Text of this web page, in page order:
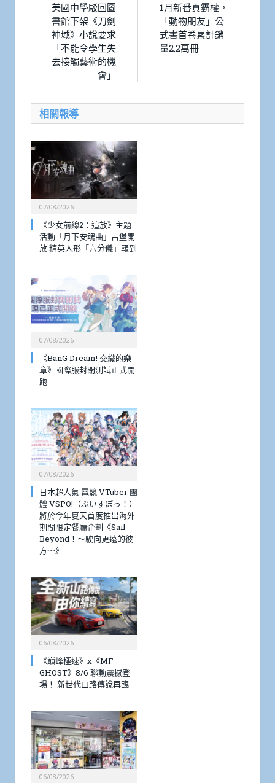
美國中學駁回圖
書館下架《刀劍
神域》小說要求
「不能令學生失
去接觸藝術的機
會」
1月新番真霸權，
「動物朋友」公
式書首卷累計銷
量2.2萬冊
相關報導
07/08/2026
《少女前線2：追放》主題
活動「月下安魂曲」古堡開
放 精英人形「六分儀」報到
07/08/2026
《BanG Dream! 交織的樂
章》國際服封閉測試正式開
跑
07/08/2026
日本超人氣 電競 VTuber 團
體 VSPO!（ぶいすぽっ！）
將於今年夏天首度推出海外
期間限定餐廳企劃《Sail
Beyond！～駛向更遠的彼
方～》
06/08/2026
《巔峰極速》x《MF
GHOST》8/6 聯動震撼登
場！ 新世代山路傳說再臨
06/08/2026